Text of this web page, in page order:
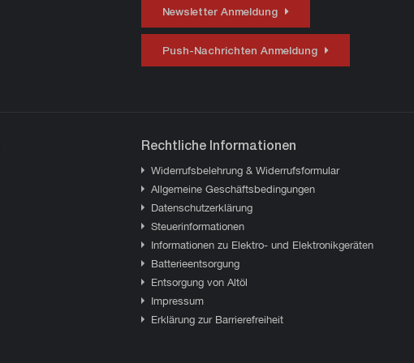
Spannbereich dieses Futters
beträgt 1 bis 13 mm. Da die
drei Spannbacken vollständig
schließen, ist auch das
weniger als 1 mm möglich.
Newsletter Anmeldung
Push-Nachrichten Anmeldung
Rechtliche Informationen
Widerrufsbelehrung & Widerrufsformular
Allgemeine Geschäftsbedingungen
Datenschutzerklärung
Steuerinformationen
Informationen zu Elektro- und Elektronikgeräten
Batterieentsorgung
Entsorgung von Altöl
Impressum
Erklärung zur Barrierefreiheit